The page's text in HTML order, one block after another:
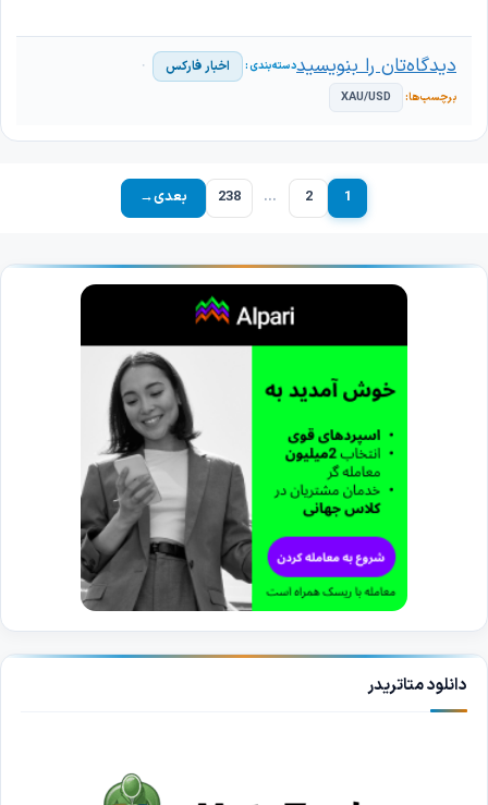
اخبار فارکس
XAU/USD
دیدگاه‌تان را بنویسید
برگه1 برگه2
… برگه
238 بعدی→
دانلود متاتریدر